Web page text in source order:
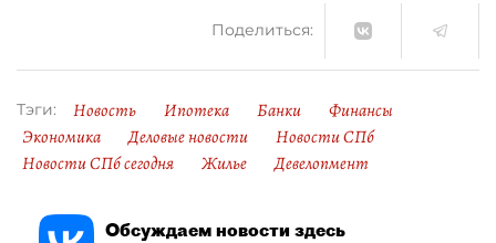
Поделиться:
Тэги: Новость Ипотека Банки
Финансы
Экономика
Деловые новости
Новости СПб
Новости СПб сегодня
Жилье Девелопмент
Обсуждаем новости здесь